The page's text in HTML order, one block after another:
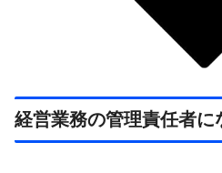
経営業務の管理責任者に